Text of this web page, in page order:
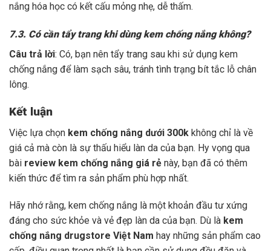
nắng hóa học có kết cấu mỏng nhẹ, dễ thấm.
7.3. Có cần tẩy trang khi dùng kem chống nắng không?
Câu trả lời: Có, bạn nên tẩy trang sau khi sử dụng kem
chống nắng để làm sạch sâu, tránh tình trạng bít tắc lỗ chân
lông.
Kết luận
Việc lựa chọn kem chống nắng dưới 300k không chỉ là về
giá cả mà còn là sự thấu hiểu làn da của bạn. Hy vọng qua
bài review kem chống nắng giá rẻ này, bạn đã có thêm
kiến thức để tìm ra sản phẩm phù hợp nhất.
Hãy nhớ rằng, kem chống nắng là một khoản đầu tư xứng
đáng cho sức khỏe và vẻ đẹp làn da của bạn. Dù là kem
chống nắng drugstore Việt Nam hay những sản phẩm cao